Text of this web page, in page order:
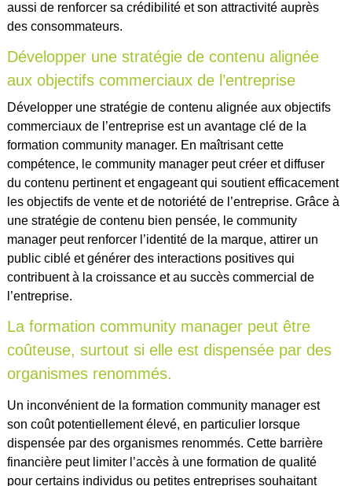
aussi de renforcer sa crédibilité et son attractivité auprès
des consommateurs.
Développer une stratégie de contenu alignée
aux objectifs commerciaux de l’entreprise
Développer une stratégie de contenu alignée aux objectifs
commerciaux de l’entreprise est un avantage clé de la
formation community manager. En maîtrisant cette
compétence, le community manager peut créer et diffuser
du contenu pertinent et engageant qui soutient efficacement
les objectifs de vente et de notoriété de l’entreprise. Grâce à
une stratégie de contenu bien pensée, le community
manager peut renforcer l’identité de la marque, attirer un
public ciblé et générer des interactions positives qui
contribuent à la croissance et au succès commercial de
l’entreprise.
La formation community manager peut être
coûteuse, surtout si elle est dispensée par des
organismes renommés.
Un inconvénient de la formation community manager est
son coût potentiellement élevé, en particulier lorsque
dispensée par des organismes renommés. Cette barrière
financière peut limiter l’accès à une formation de qualité
pour certains individus ou petites entreprises souhaitant